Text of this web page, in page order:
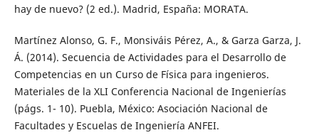
hay de nuevo? (2 ed.). Madrid, España: MORATA.
Martínez Alonso, G. F., Monsiváis Pérez, A., & Garza Garza, J.
Á. (2014). Secuencia de Actividades para el Desarrollo de
Competencias en un Curso de Física para ingenieros.
Materiales de la XLI Conferencia Nacional de Ingenierías
(págs. 1- 10). Puebla, México: Asociación Nacional de
Facultades y Escuelas de Ingeniería ANFEI.